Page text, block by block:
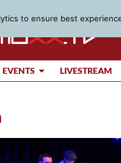
EVENTS LIVESTREAM
to ensure best